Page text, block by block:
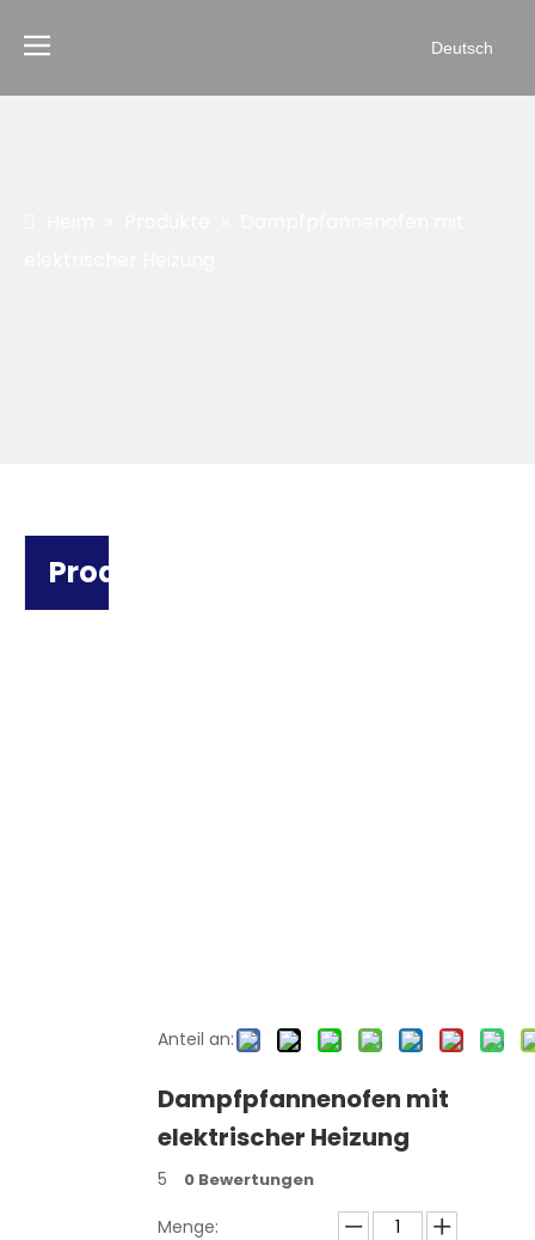
Deutsch
Produktkategorie
Anteil an:
Dampfpfannenofen mit
elektrischer Heizung
5 0 Bewertungen
Menge: